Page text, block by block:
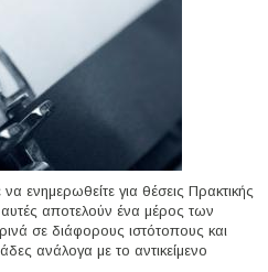
ενημερωθείτε για θέσεις Πρακτικής
αποτελούν ένα μέρος των
σε διάφορους ιστότοπους και
ανάλογα με το αντικείμενο